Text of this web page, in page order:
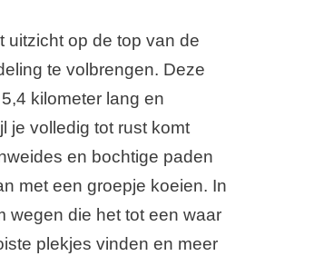
uitzicht op de top van de
te volbrengen. Deze
kilometer lang en
je volledig tot rust komt
en bochtige paden
met een groepje koeien. In
wegen die het tot een waar
plekjes vinden en meer